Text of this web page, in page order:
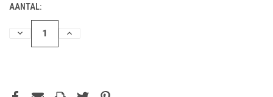
AANTAL:
HOEVEELHEIDHOEVEELHEID